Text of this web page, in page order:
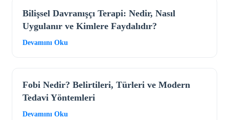
Bilişsel Davranışçı Terapi: Nedir, Nasıl
Uygulanır ve Kimlere Faydalıdır?
Devamını Oku
Fobi Nedir? Belirtileri, Türleri ve Modern
Tedavi Yöntemleri
Devamını Oku